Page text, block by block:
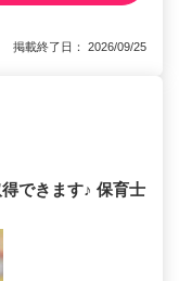
掲載終了日： 2026/09/25
できます♪ 保育士